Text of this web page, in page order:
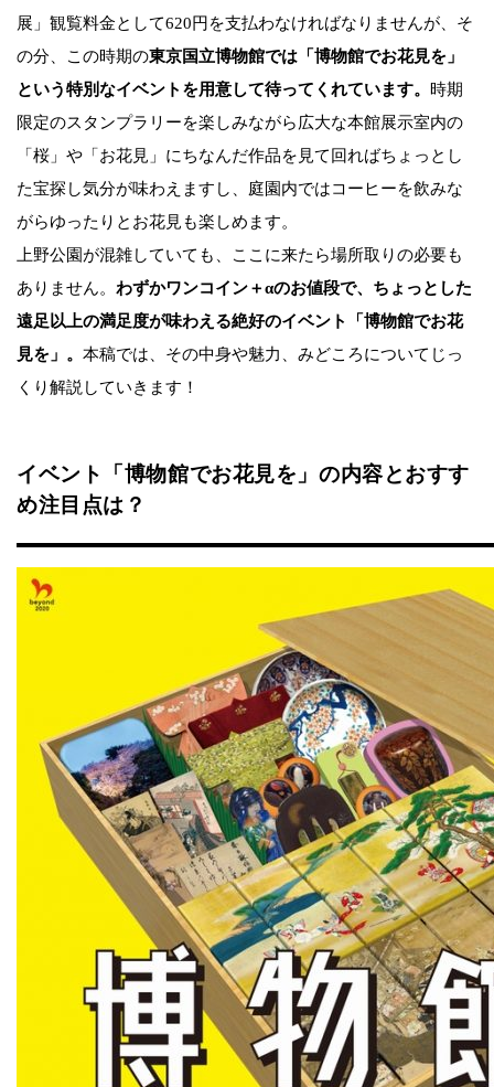
展」観覧料金として620円を支払わなければなりませんが、そ
の分、この時期の東京国立博物館では「博物館でお花見を」
という特別なイベントを用意して待ってくれています。 時期
限定のスタンプラリーを楽しみながら広大な本館展示室内の
「桜」や「お花見」にちなんだ作品を見て回ればちょっとし
た宝探し気分が味わえますし、庭園内ではコーヒーを飲みな
がらゆったりとお花見も楽しめます。
上野公園が混雑していても、ここに来たら場所取りの必要も
ありません。 わずかワンコイン＋αのお値段で、ちょっとした
遠足以上の満足度が味わえる絶好のイベント「博物館でお花
見を」。 本稿では、その中身や魅力、みどころについてじっ
くり解説していきます！
イベント「博物館でお花見を」の内容とおすす
め注目点は？